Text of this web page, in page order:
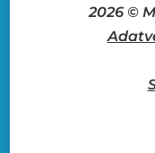
2026 ©